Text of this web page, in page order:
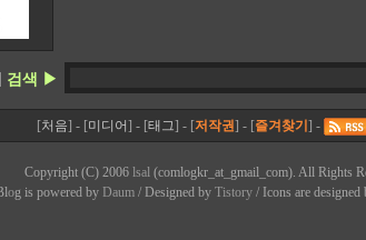
검색 ▶
[처음] - [미디어] - [태그] - [저작권] - [즐겨찾기 ] -
Copyright (C) 2006 lsal(comlogkr_at_gmail_com). All Rights
og is powered by Daum/ Designed by Tistory/ Icons are designed